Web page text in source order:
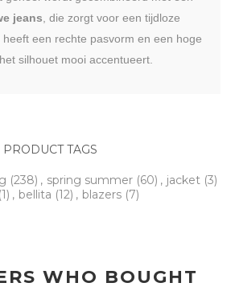
jeans , die zorgt voor een tijdloze
een rechte pasvorm en een hoge
silhouet mooi accentueert.
PRODUCT TAGS
(238) , spring summer (60) , jacket (3)
(1) , bellita (12) , blazers (7)
WHO BOUGHT